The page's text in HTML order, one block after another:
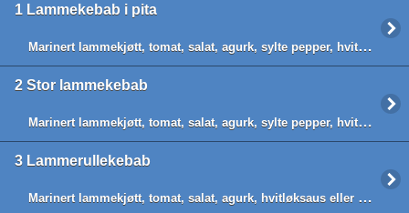
1 Lammekebab i pita
Marinert lammekjøtt, tomat, salat, agurk, sylte pepper, hvitløksaus eller chilisaus
2 Stor lammekebab
Marinert lammekjøtt, tomat, salat, agurk, sylte pepper, hvitløksaus eller chilisaus
3 Lammerullekebab
Marinert lammekjøtt, tomat, salat, agurk, hvitløksaus eller chilisaus og lefsebrød